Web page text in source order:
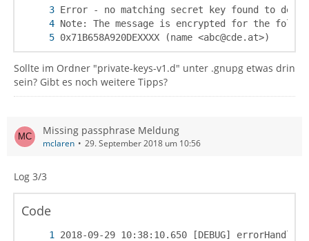
0x71B658A920DEXXXX (name <abc@cde.at>)
Sollte im Ordner "private-keys-v1.d" unter .gnupg etwas drin
sein? Gibt es noch weitere Tipps?
Missing passphrase Meldung
mclaren 29. September 2018 um 10:56
Log 3/3
Code